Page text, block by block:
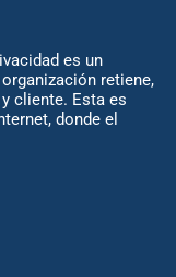
es un
retiene,
cliente. Esta es
donde el